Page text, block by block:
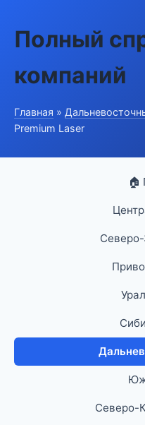
Полный
компаний
Главная »
Premium Laser
🏠
Северо-